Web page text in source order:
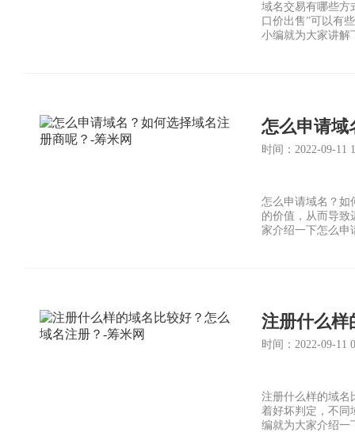
域名交易有哪些方
口价出售”可以有
小编就为大家讲解
怎么申请域
时间：2022-09-11
怎么申请域名？如
的价值，从而导致
家介绍一下怎么申
注册什么样
时间：2022-09-11
注册什么样的域名
着好坏判定，不同
编就为大家介绍一